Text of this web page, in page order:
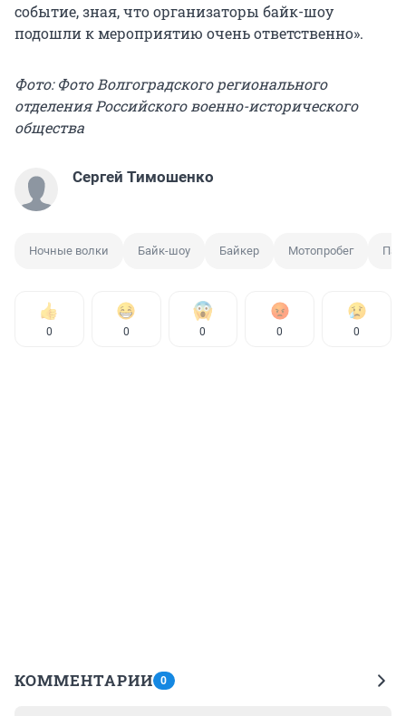
событие, зная, что организаторы байк-шоу
подошли к мероприятию очень ответственно».
Фото: Фото Волгоградского регионального
отделения Российского военно-исторического
общества
Сергей Тимошенко
Ночные волки Байк-шоу Байкер Мотопробег
0 0 0 0 0
КОММЕНТАРИИ 0